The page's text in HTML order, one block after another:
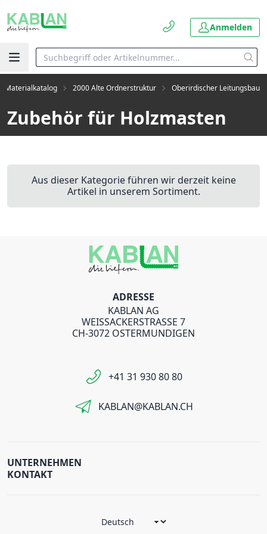
Anmelden
Materialkatalog 2000 Alte Ordnerstruktur Oberirdischer Leitungsbau
Zubehör für Holzmasten
Aus dieser Kategorie führen wir derzeit keine
Artikel in unserem Sortiment.
ADRESSE
KABLAN AG
WEISSACKERSTRASSE 7
CH-3072 OSTERMUNDIGEN
+41 31 930 80 80
KABLAN@KABLAN.CH
UNTERNEHMEN
KONTAKT